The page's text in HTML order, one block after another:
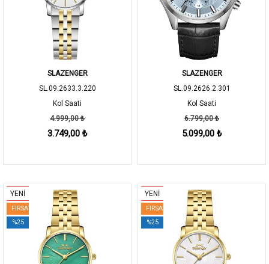
SLAZENGER
SL.09.2633.3.220
Kol Saati
4.999,00 ₺
3.749,00 ₺
SLAZENGER
SL.09.2626.2.301
Kol Saati
6.799,00 ₺
5.099,00 ₺
YENİ
FIRSAT
%25
YENİ
FIRSAT
%25